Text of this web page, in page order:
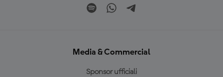
Media & Commercial
Sponsor ufficiali